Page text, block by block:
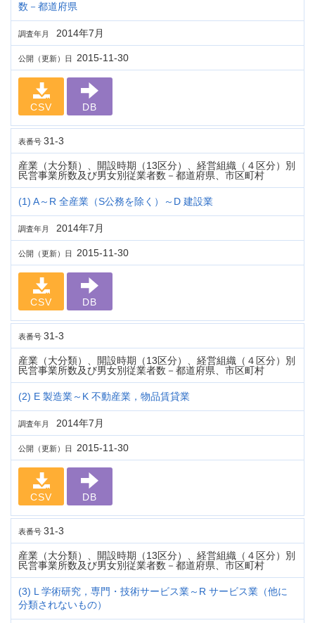
数－都道府県
調査年月 2014年7月
公開（更新）日 2015-11-30
CSV DB
表番号 31-3
産業（大分類）、開設時期（13区分）、経営組織（４区分）別
民営事業所数及び男女別従業者数－都道府県、市区町村
(1) A～R 全産業（S公務を除く）～D 建設業
調査年月 2014年7月
公開（更新）日 2015-11-30
CSV DB
表番号 31-3
産業（大分類）、開設時期（13区分）、経営組織（４区分）別
民営事業所数及び男女別従業者数－都道府県、市区町村
(2) E 製造業～K 不動産業，物品賃貸業
調査年月 2014年7月
公開（更新）日 2015-11-30
CSV DB
表番号 31-3
産業（大分類）、開設時期（13区分）、経営組織（４区分）別
民営事業所数及び男女別従業者数－都道府県、市区町村
(3) L 学術研究，専門・技術サービス業～R サービス業（他に
分類されないもの）